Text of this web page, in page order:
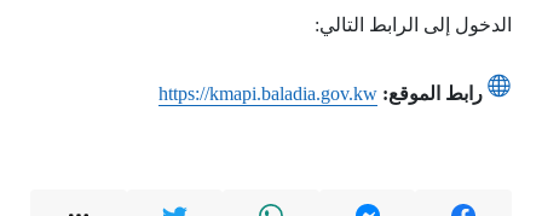
الدخول إلى الرابط التالي:
رابط الموقع: https://kmapi.baladia.gov.kw